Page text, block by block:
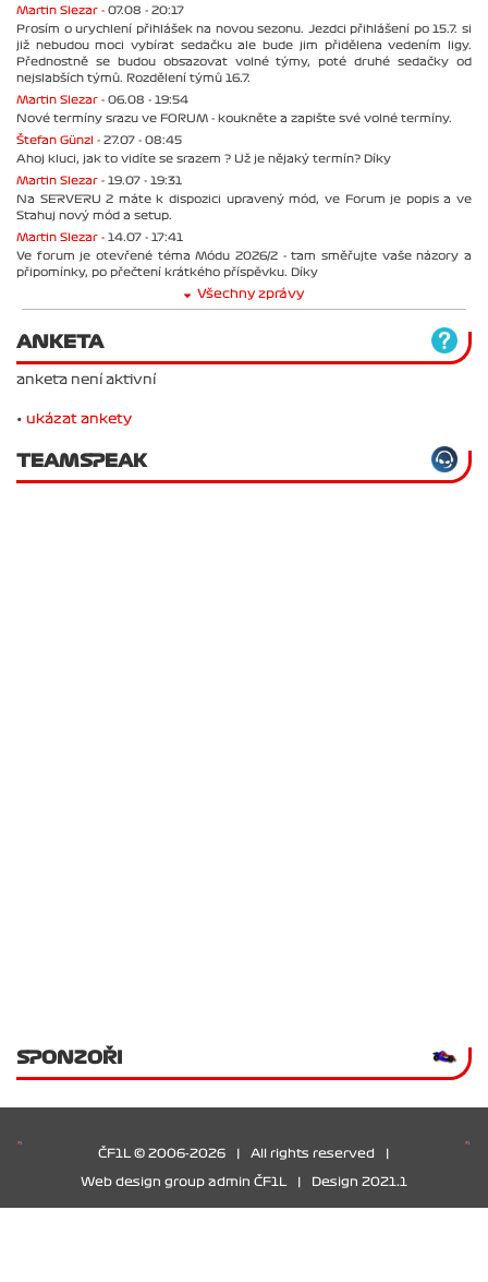
Martin Slezar - 07.08 - 20:17
Prosím o urychlení přihlášek na novou sezonu. Jezdci přihlášení po 15.7. si
již nebudou moci vybírat sedačku ale bude jim přidělena vedením ligy.
Přednostně se budou obsazovat volné týmy, poté druhé sedačky od
nejslabších týmů. Rozdělení týmů 16.7.
Martin Slezar - 06.08 - 19:54
Nové termíny srazu ve FORUM - koukněte a zapište své volné termíny.
Štefan Günzl - 27.07 - 08:45
Ahoj kluci, jak to vidíte se srazem ? Už je nějaký termín? Díky
Martin Slezar - 19.07 - 19:31
Na SERVERU 2 máte k dispozici upravený mód, ve Forum je popis a ve
Stahuj nový mód a setup.
Martin Slezar - 14.07 - 17:41
Ve forum je otevřené téma Módu 2026/2 - tam směřujte vaše názory a
připomínky, po přečtení krátkého příspěvku. Díky
Všechny zprávy
ANKETA
anketa není aktivní
• ukázat ankety
TEAMSPEAK
SPONZOŘI
ČF1L © 2006-2026 All rights reserved
Web design group admin ČF1L Design 2021.1